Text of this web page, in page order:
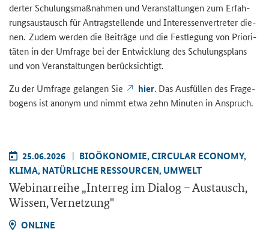
der­ter Schu­lungs­maß­nah­men und Ver­an­stal­tun­gen zum Er­fah­
rungs­aus­tausch für An­trag­stel­len­de und In­ter­es­sen­ver­tre­ter die­
nen. Zudem wer­den die Bei­trä­ge und die Fest­le­gung von Prio­ri­
tä­ten in der Um­fra­ge bei der Ent­wick­lung des Schu­lungs­plans
und von Ver­an­stal­tun­gen be­rück­sich­tigt.
Zu der Um­fra­ge ge­lan­gen Sie
hier. Das Aus­fül­len des Fra­ge­
bo­gens ist an­onym und nimmt etwa zehn Mi­nu­ten in An­spruch.
25.06.2026
BIO­ÖKO­NO­MIE, CIR­CU­LAR ECO­NO­MY,
KLIMA, NA­TÜR­LI­CHE RES­SOUR­CEN, UM­WELT
We­bi­nar­rei­he „Interregim Dia­log – Aus­tausch,
Wis­sen, Ver­net­zung"
ON­LINE